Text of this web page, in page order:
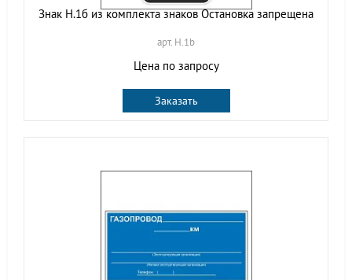
Знак Н.1б из комплекта знаков Остановка запрещена
арт. H.1b
Цена по запросу
Заказать